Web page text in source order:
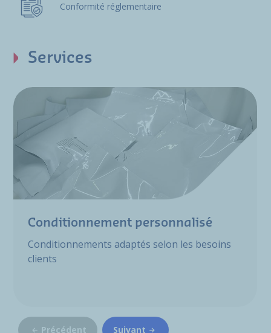
Conformité réglementaire
Services
Conditionnement personnalisé
Conditionnements adaptés selon les besoins
clients
Précédent Suivant